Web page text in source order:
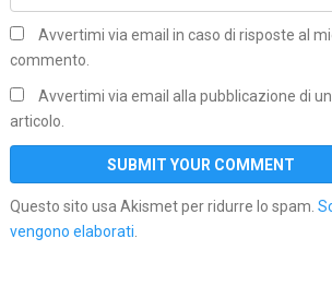
Avvertimi via email in caso di risposte al
commento.
Avvertimi via email alla pubblicazione di
articolo.
Questo sito usa Akismet per ridurre lo spam.
vengono elaborati.